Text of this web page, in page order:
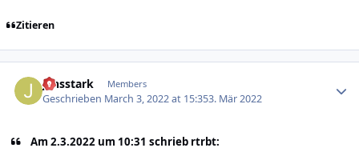
Zitieren
jensstark Members
Geschrieben March 3, 2022 at 15:353. Mär 2022
Am 2.3.2022 um 10:31 schrieb rtrbt: